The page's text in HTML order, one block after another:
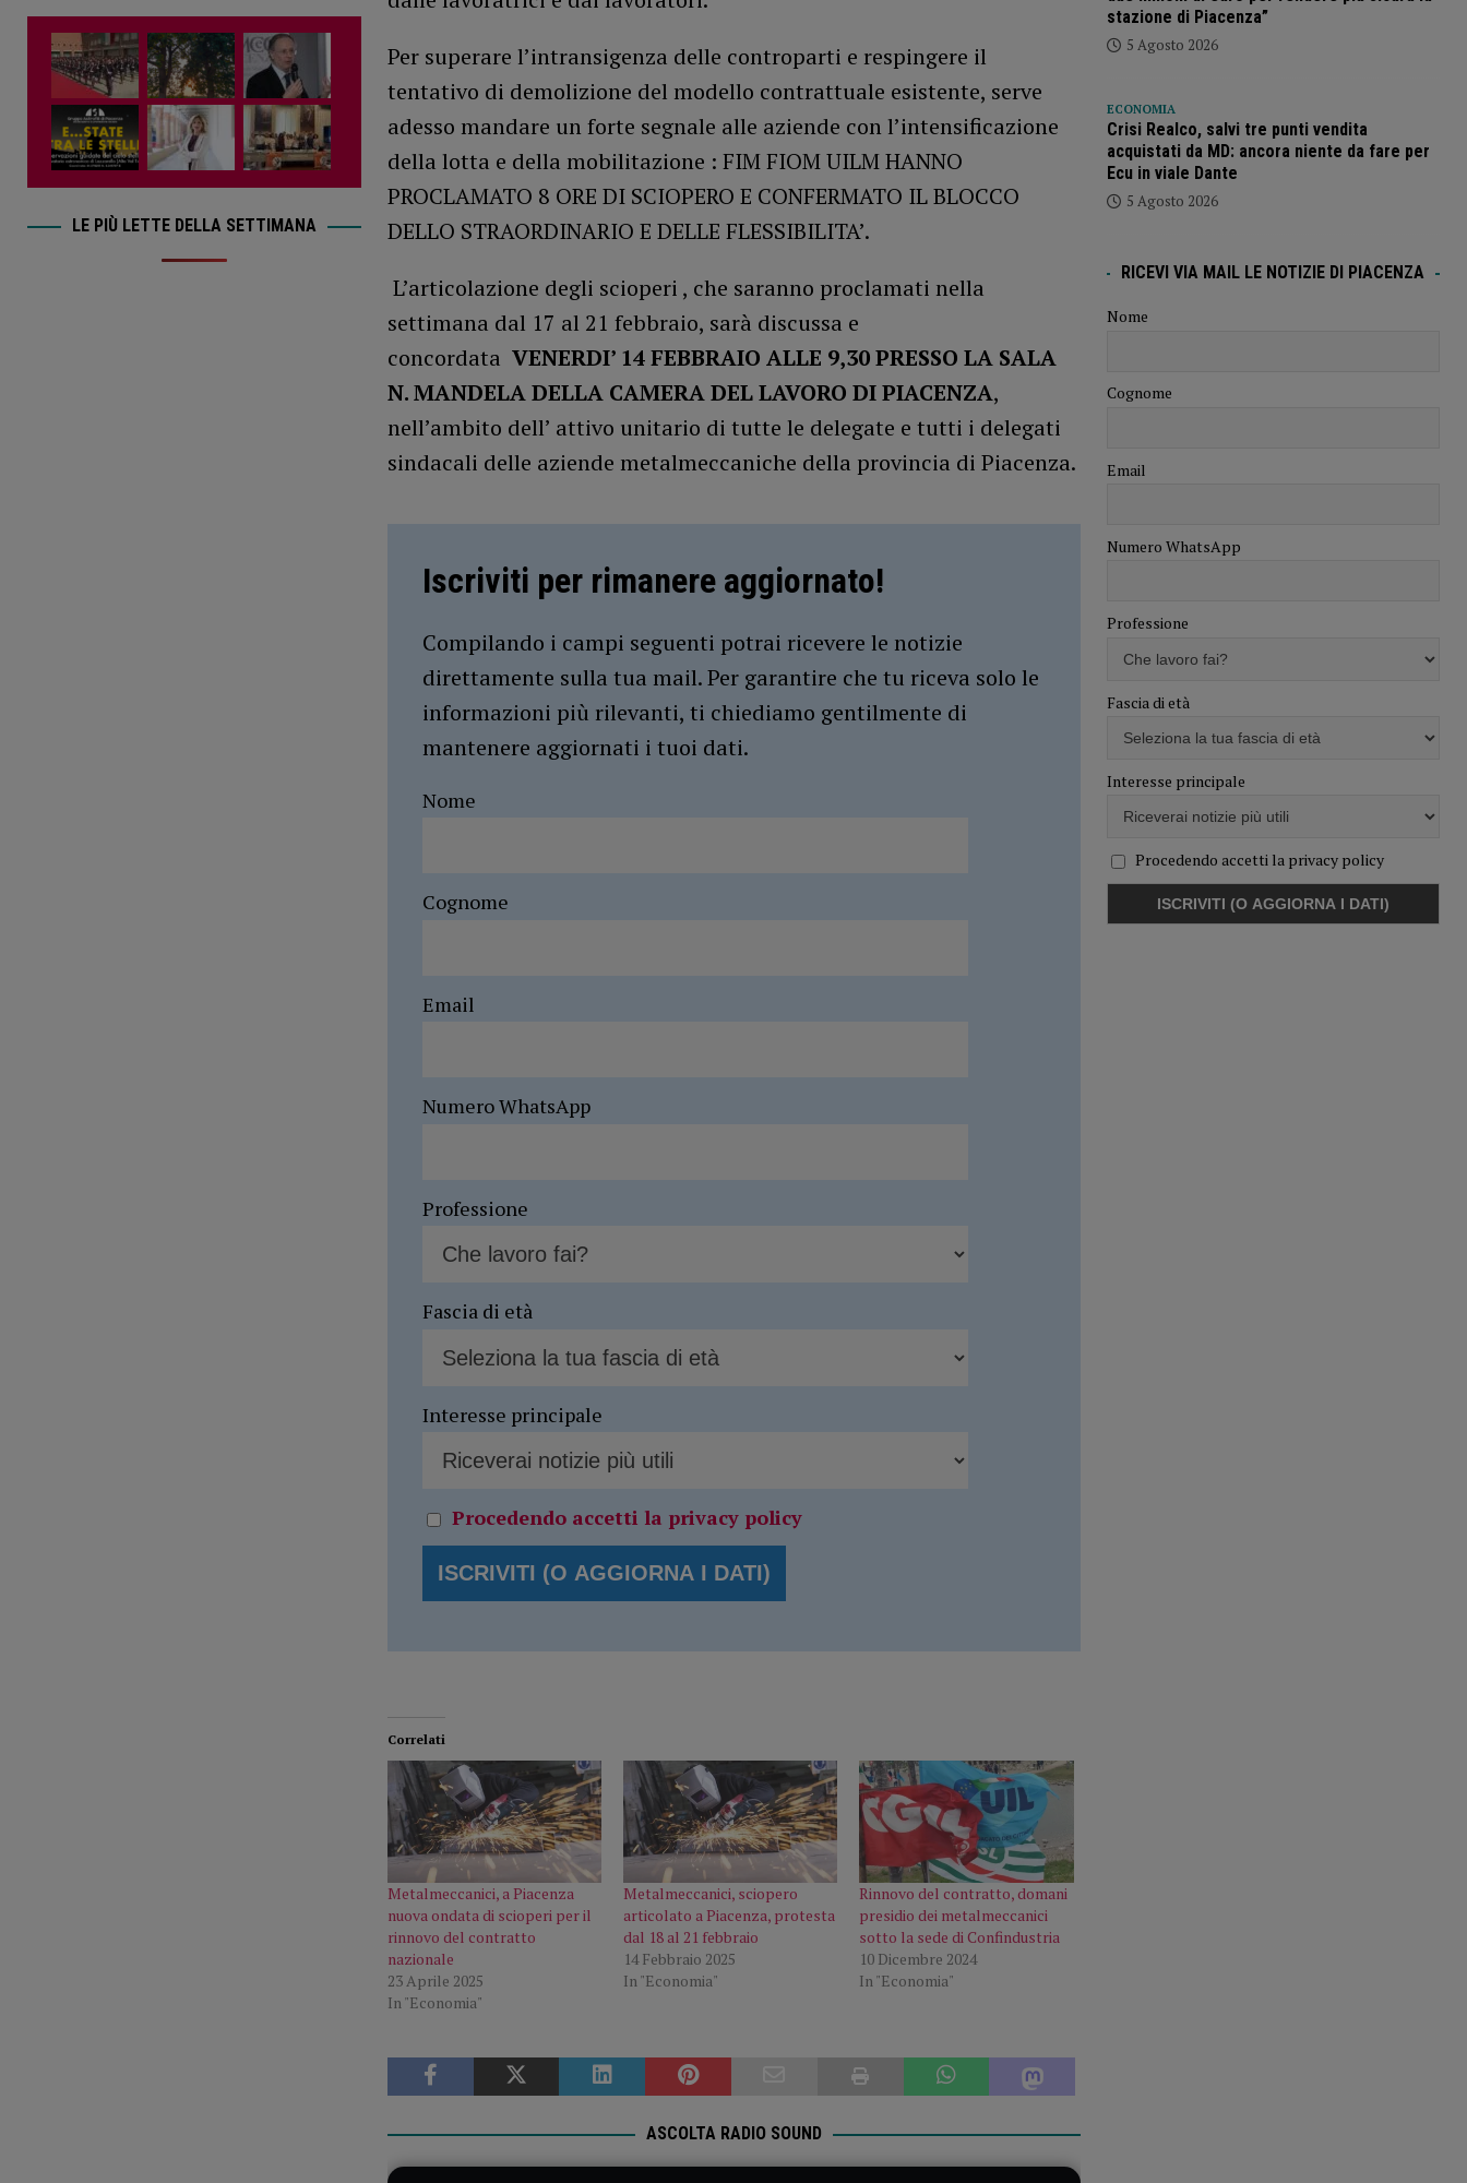
Per superare l’intransigenza delle controparti e respingere il
tentativo di demolizione del modello contrattuale esistente, serve
adesso mandare un forte segnale alle aziende con l’intensificazione
della lotta e della mobilitazione : FIM FIOM UILM HANNO
PROCLAMATO 8 ORE DI SCIOPERO E CONFERMATO IL BLOCCO
DELLO STRAORDINARIO E DELLE FLESSIBILITA’.
L’articolazione degli scioperi , che saranno proclamati nella
settimana dal 17 al 21 febbraio, sarà discussa e
concordata VENERDI’ 14 FEBBRAIO ALLE 9,30 PRESSO LA SALA
N. MANDELA DELLA CAMERA DEL LAVORO DI PIACENZA,
nell’ambito dell’ attivo unitario di tutte le delegate e tutti i delegati
sindacali delle aziende metalmeccaniche della provincia di Piacenza.
Iscriviti per rimanere aggiornato!
Compilando i campi seguenti potrai ricevere le notizie
direttamente sulla tua mail. Per garantire che tu riceva solo le
informazioni più rilevanti, ti chiediamo gentilmente di
mantenere aggiornati i tuoi dati.
Nome
Cognome
Email
Numero WhatsApp
Professione
Fascia di età
Interesse principale
Procedendo accetti la privacy policy
Correlati
Metalmeccanici, a Piacenza
nuova ondata di scioperi per il
rinnovo del contratto
nazionale
23 Aprile 2025
In "Economia"
Metalmeccanici, sciopero
articolato a Piacenza, protesta
dal 18 al 21 febbraio
14 Febbraio 2025
In "Economia"
Rinnovo del contratto, domani
presidio dei metalmeccanici
sotto la sede di Confindustria
10 Dicembre 2024
In "Economia"
ASCOLTA RADIO SOUND
LE PIÙ LETTE DELLA SETTIMANA
stazione di Piacenza”
5 Agosto 2026
ECONOMIA
Crisi Realco, salvi tre punti vendita
acquistati da MD: ancora niente da fare per
Ecu in viale Dante
5 Agosto 2026
RICEVI VIA MAIL LE NOTIZIE DI PIACENZA
Nome
Cognome
Email
Numero WhatsApp
Professione
Fascia di età
Interesse principale
Procedendo accetti la privacy policy